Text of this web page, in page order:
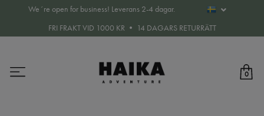
We´re open for business! Leverans 2-4 dagar.
FRI FRAKT VID 1000 KR • 14 DAGARS RETURRÄTT
0